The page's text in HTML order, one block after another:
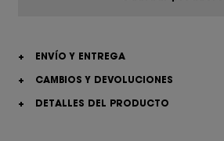
+
ENVÍO Y ENTREGA
+
CAMBIOS Y DEVOLUCIONES
+
DETALLES DEL PRODUCTO